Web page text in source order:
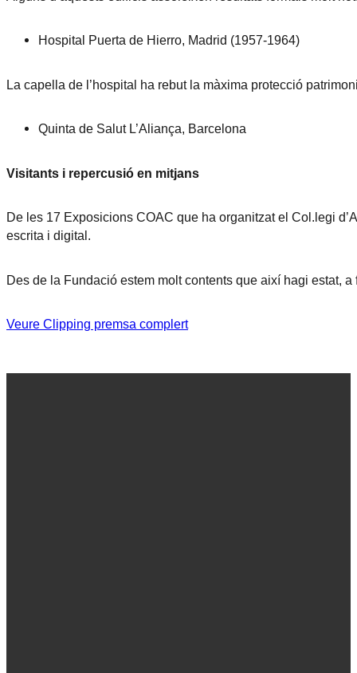
Hospital Puerta de Hierro, Madrid (1957-1964)
La capella de l’hospital ha rebut la màxima protecció
Quinta de Salut L’Aliança, Barcelona
Visitants i repercusió en mitjans
De les 17 Exposicions COAC que ha organitzat el Col.legi
escrita i digital.
Des de la Fundació estem molt contents que així hagi estat,
Veure Clipping premsa complert